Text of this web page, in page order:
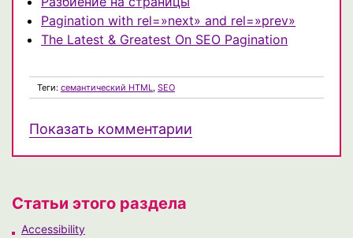
Pagination with rel=»next» and rel=»prev»
The Latest & Greatest On SEO Pagination
Теги: семантический HTML, SEO
Показать комментарии
Статьи этого раздела
Accessibility